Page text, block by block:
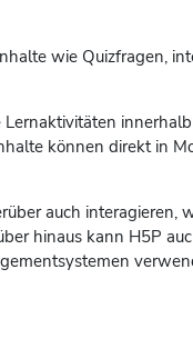
wie Quizfragen,
können direkt in
auch interagieren,
hinaus kann H5P